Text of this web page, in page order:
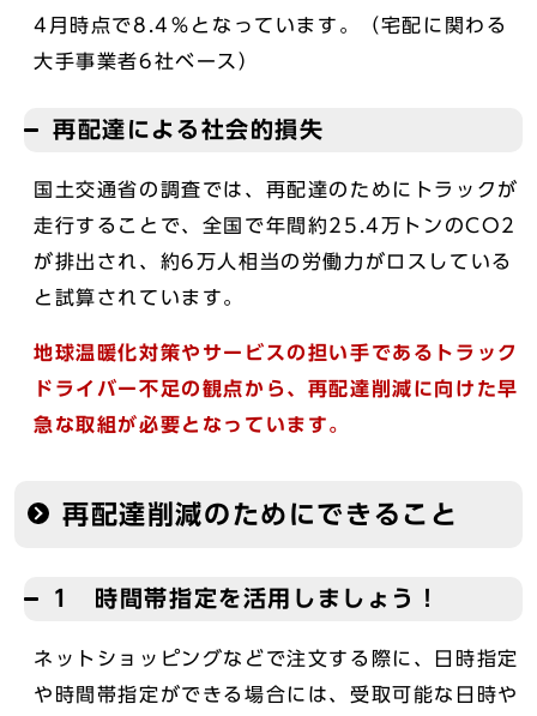
4月時点で8.4％となっています。（宅配に関わる
大手事業者6社ベース）
再配達による社会的損失
国土交通省の調査では、再配達のためにトラックが
走行することで、全国で年間約25.4万トンのCO2
が排出され、約6万人相当の労働力がロスしている
と試算されています。
地球温暖化対策やサービスの担い手であるトラック
ドライバー不足の観点から、再配達削減に向けた早
急な取組が必要となっています。
再配達削減のためにできること
1 時間帯指定を活用しましょう！
ネットショッピングなどで注文する際に、日時指定
や時間帯指定ができる場合には、受取可能な日時や